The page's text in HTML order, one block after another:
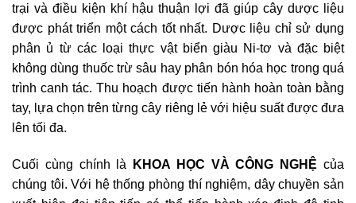
trại và điều kiện khí hậu thuận lợi đã giúp cây dược liệu
được phát triển một cách tốt nhất. Dược liệu chỉ sử dụng
phân ủ từ các loại thực vật biển giàu Ni-tơ và đặc biệt
không dùng thuốc trừ sâu hay phân bón hóa học trong quá
trình canh tác. Thu hoạch được tiến hành hoàn toàn bằng
tay, lựa chọn trên từng cây riêng lẻ với hiệu suất được đưa
lên tối đa.
Cuối cùng chính là KHOA HỌC VÀ CÔNG NGHỆ của
chúng tôi. Với hệ thống phòng thí nghiệm, dây chuyền sản